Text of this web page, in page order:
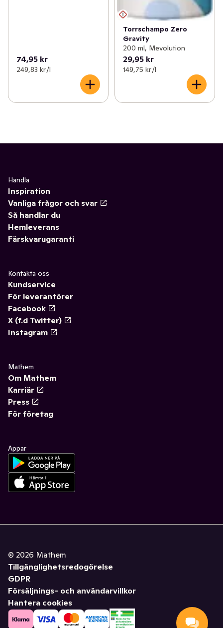
74,95 kr
249,83 kr /l
Torrschampo Zero
Gravity
200 ml, Mevolution
29,95 kr
149,75 kr /l
Handla
Inspiration
Vanliga frågor och svar
Så handlar du
Hemleverans
Färskvarugaranti
Kontakta oss
Kundservice
För leverantörer
Facebook
X (f.d Twitter)
Instagram
Mathem
Om Mathem
Karriär
Press
För företag
Appar
© 2026 Mathem
Tillgänglighetsredogörelse
GDPR
Försäljnings- och användarvillkor
Hantera cookies